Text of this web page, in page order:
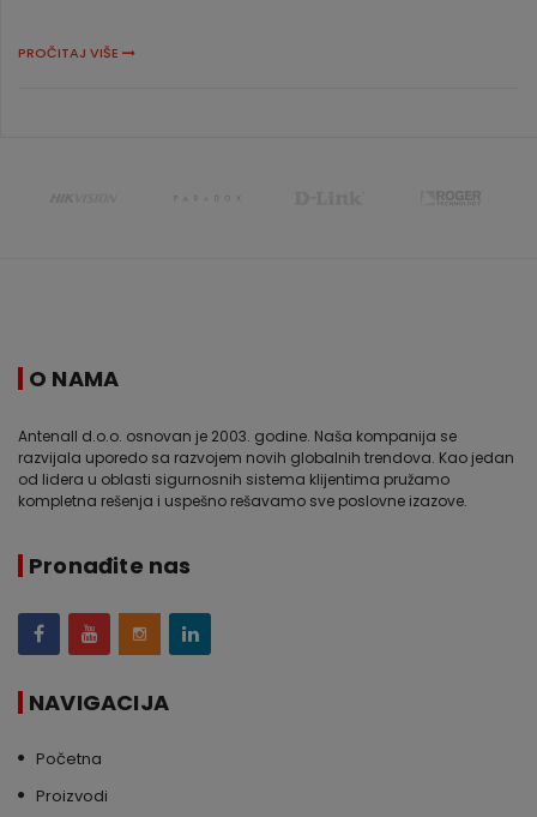
PROČITAJ VIŠE
O NAMA
Antenall d.o.o. osnovan je 2003. godine. Naša kompanija se
razvijala uporedo sa razvojem novih globalnih trendova. Kao jedan
od lidera u oblasti sigurnosnih sistema klijentima pružamo
kompletna rešenja i uspešno rešavamo sve poslovne izazove.
Pronađite nas
NAVIGACIJA
Početna
Proizvodi